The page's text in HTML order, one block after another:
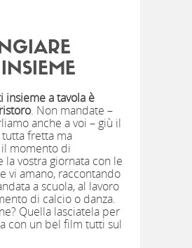
insieme a tavola è
. Non mandate –
anche a voi – giù il
fretta ma
momento di
la vostra giornata con le
vi amano, raccontando
a scuola, al lavoro
di calcio o danza.
Quella lasciatela per
con un bel film tutti sul